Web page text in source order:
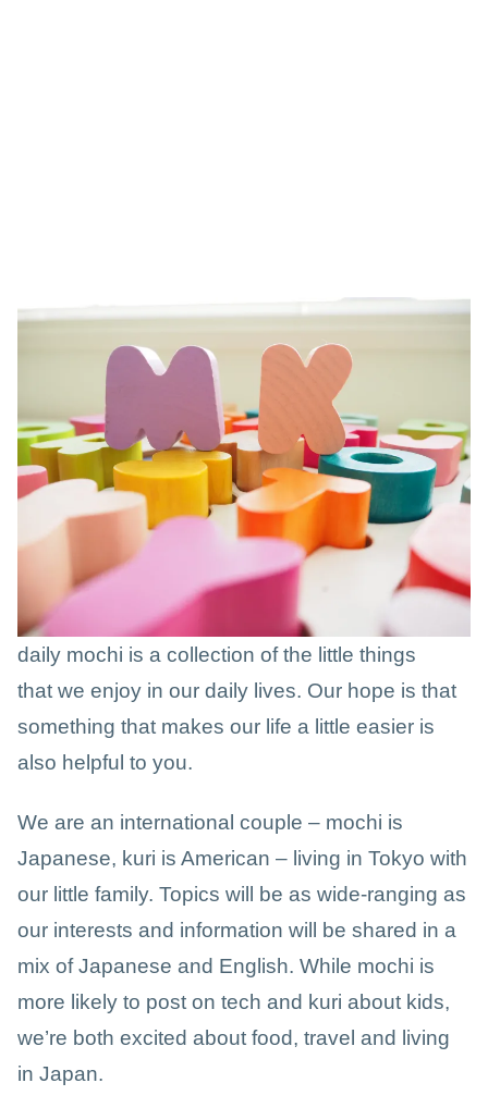
daily mochi is a collection of the little things
that we enjoy in our daily lives. Our hope is that
something that makes our life a little easier is
also helpful to you.
We are an international couple – mochi is
Japanese, kuri is American – living in Tokyo with
our little family. Topics will be as wide-ranging as
our interests and information will be shared in a
mix of Japanese and English. While mochi is
more likely to post on tech and kuri about kids,
we’re both excited about food, travel and living
in Japan.